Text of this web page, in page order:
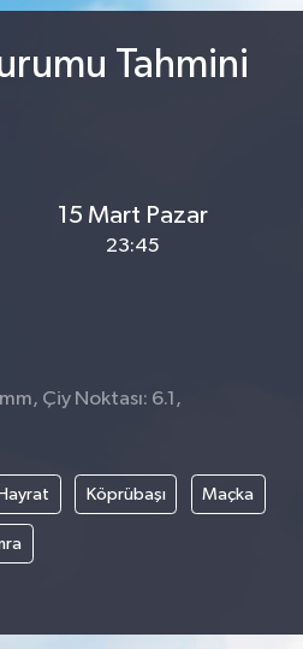
Tahmini
15 Mart Pazar
23:45
Çiy Noktası: 6.1,
Köprübaşı Maçka